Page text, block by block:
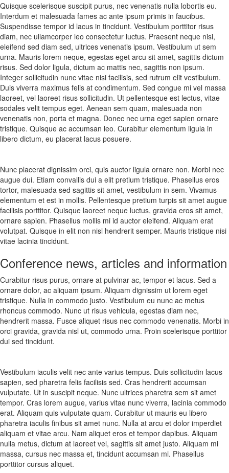
Quisque scelerisque suscipit purus, nec venenatis nulla lobortis eu.
Interdum et malesuada fames ac ante ipsum primis in faucibus.
Suspendisse tempor id lacus in tincidunt. Vestibulum porttitor risus
diam, nec ullamcorper leo consectetur luctus. Praesent neque nisi,
eleifend sed diam sed, ultrices venenatis ipsum. Vestibulum ut sem
urna. Mauris lorem neque, egestas eget arcu sit amet, sagittis dictum
risus. Sed dolor ligula, dictum ac mattis nec, sagittis non ipsum.
Integer sollicitudin nunc vitae nisi facilisis, sed rutrum elit vestibulum.
Duis viverra maximus felis at condimentum. Sed congue mi vel massa
laoreet, vel laoreet risus sollicitudin. Ut pellentesque est lectus, vitae
sodales velit tempus eget. Aenean sem quam, malesuada non
venenatis non, porta et magna. Donec nec urna eget sapien ornare
tristique. Quisque ac accumsan leo. Curabitur elementum ligula in
libero dictum, eu placerat lacus posuere.
Nunc placerat dignissim orci, quis auctor ligula ornare non. Morbi nec
augue dui. Etiam convallis dui a elit pretium tristique. Phasellus eros
tortor, malesuada sed sagittis sit amet, vestibulum in sem. Vivamus
elementum et est in mollis. Pellentesque pretium turpis sit amet augue
facilisis porttitor. Quisque laoreet neque luctus, gravida eros sit amet,
ornare sapien. Phasellus mollis mi id auctor eleifend. Aliquam erat
volutpat. Quisque in elit non nisl hendrerit semper. Mauris tristique nisi
vitae lacinia tincidunt.
Conference news, articles and information
Curabitur risus purus, ornare at pulvinar ac, tempor et lacus. Sed a
ornare dolor, ac aliquam ipsum. Aliquam dignissim ut lorem eget
tristique. Nulla in commodo justo. Vestibulum eu nunc ac metus
rhoncus commodo. Nunc ut risus vehicula, egestas diam nec,
hendrerit massa. Fusce aliquet risus nec commodo venenatis. Morbi in
orci gravida, gravida nisl ut, commodo urna. Proin scelerisque porttitor
dui sed tincidunt.
Vestibulum iaculis velit nec ante varius tempus. Duis sollicitudin lacus
sapien, sed pharetra felis facilisis sed. Cras hendrerit accumsan
vulputate. Ut in suscipit neque. Nunc ultrices pharetra sem sit amet
tempor. Cras lorem augue, varius vitae nunc viverra, lacinia commodo
erat. Aliquam quis vulputate quam. Curabitur ut mauris eu libero
pharetra iaculis finibus sit amet nunc. Nulla at arcu et dolor imperdiet
aliquam et vitae arcu. Nam aliquet eros et tempor dapibus. Aliquam
nulla metus, dictum at laoreet vel, sagittis sit amet justo. Aliquam mi
massa, cursus nec massa et, tincidunt accumsan mi. Phasellus
porttitor cursus aliquet.